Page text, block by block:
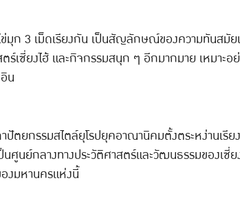
ก 3 เม็ดเรียงกัน เป็นสัญลักษณ์ของความทันสมัย
ซี่ยงไฮ้ และกิจกรรมสนุก ๆ อีกมากมาย เหมาะอ
น
ปัตยกรรมสไตล์ยุโรปยุคอาณานิคมตั้งตระหง่านเ
ย์กลางทางประวัติศาสตร์และวัฒนธรรมของเซี่ย
งมหานครแห่งนี้